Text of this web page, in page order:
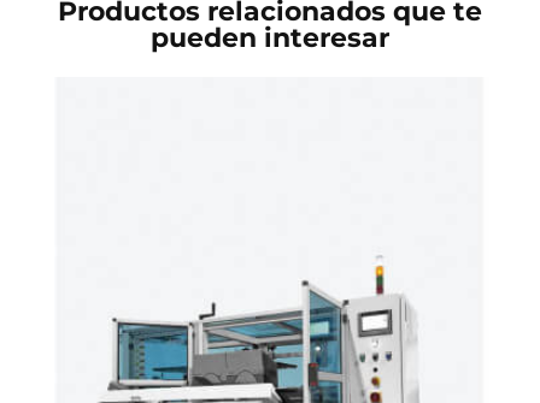
Productos relacionados que te
pueden interesar